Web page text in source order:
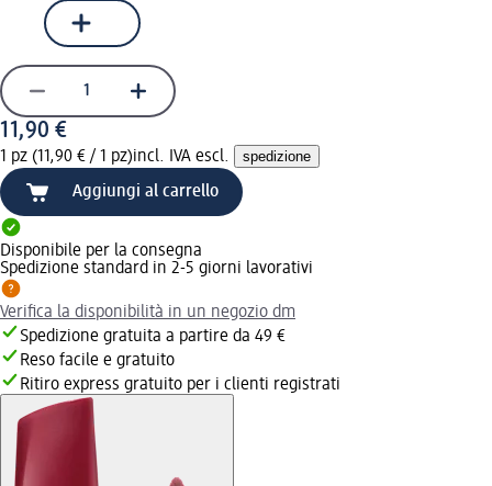
11,90 €
1 pz (11,90 € / 1 pz)incl. IVA escl. spedizione
Aggiungi al carrello
Disponibile per la consegna
Spedizione standard in 2-5 giorni lavorativi
Verifica la disponibilità in un negozio dm
Spedizione gratuita a partire da 49 €
Reso facile e gratuito
Ritiro express gratuito per i clienti registrati